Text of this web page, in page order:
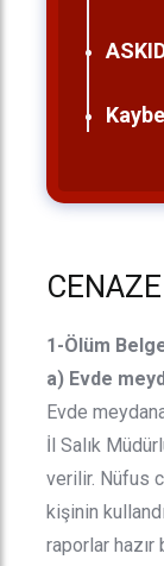
1-Ölüm
a) Evde
Evde
İl Salık
verilir. Nüfus
kişinin
raporlar hazır